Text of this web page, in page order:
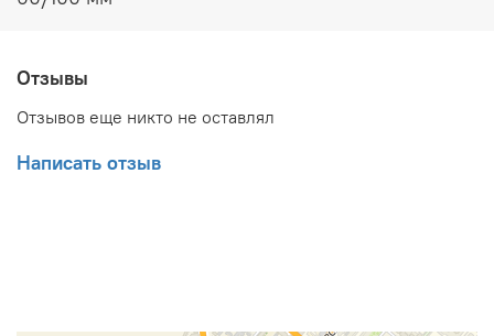
Отзывы
Отзывов еще никто не оставлял
Написать отзыв